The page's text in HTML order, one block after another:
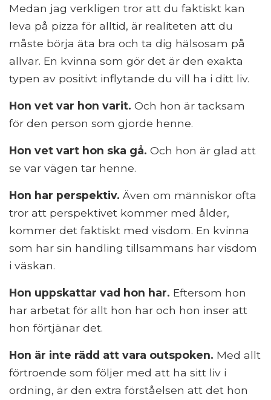
Medan jag verkligen tror att du faktiskt kan
leva på pizza för alltid, är realiteten att du
måste börja äta bra och ta dig hälsosam på
allvar. En kvinna som gör det är den exakta
typen av positivt inflytande du vill ha i ditt liv.
Hon vet var hon varit. Och hon är tacksam
för den person som gjorde henne.
Hon vet vart hon ska gå. Och hon är glad att
se var vägen tar henne.
Hon har perspektiv. Även om människor ofta
tror att perspektivet kommer med ålder,
kommer det faktiskt med visdom. En kvinna
som har sin handling tillsammans har visdom
i väskan.
Hon uppskattar vad hon har. Eftersom hon
har arbetat för allt hon har och hon inser att
hon förtjänar det.
Hon är inte rädd att vara outspoken. Med allt
förtroende som följer med att ha sitt liv i
ordning, är den extra förståelsen att det hon